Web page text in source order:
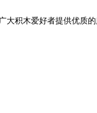
大积木爱好者提供优质